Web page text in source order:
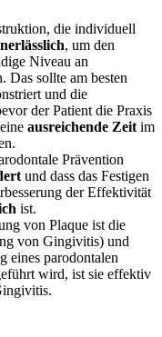
die individuell
, um den
Niveau an
Das sollte am besten
und die
der Patient die Praxis
ausreichende Zeit im
Prävention
und dass das Festigen
der Effektivität
ist.
von Plaque ist die
von Gingivitis) und
eines parodontalen
wird, ist sie effektiv